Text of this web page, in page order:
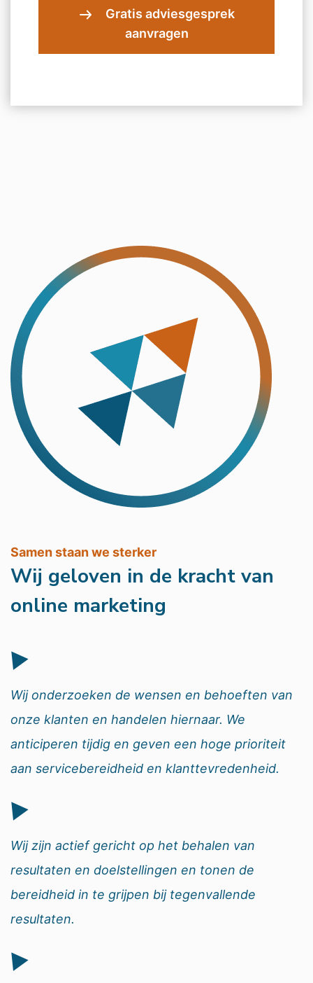
Samen staan we sterker
Wij geloven in de kracht van
online marketing
Wij onderzoeken de wensen en behoeften van
onze klanten en handelen hiernaar. We
anticiperen tijdig en geven een hoge prioriteit
aan servicebereidheid en klanttevredenheid.
Wij zijn actief gericht op het behalen van
resultaten en doelstellingen en tonen de
bereidheid in te grijpen bij tegenvallende
resultaten.